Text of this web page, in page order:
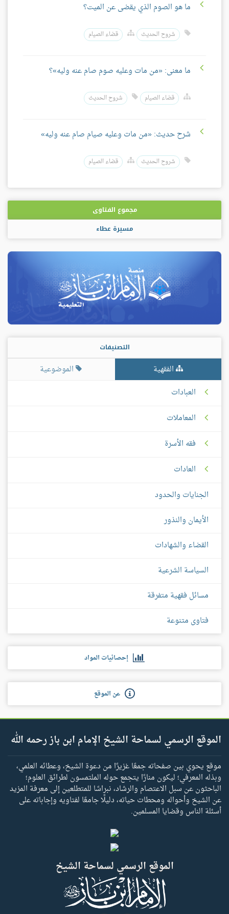
ما هو الصوم الذي يقضى عن الميت؟
شروح الحديث قضاء الصيام
ما معنى: «من مات وعليه صوم صام عنه وليه»؟
قضاء الصيام شروح الحديث
شرح حديث: «من مات وعليه صيام صام عنه وليه»
شروح الحديث قضاء الصيام
مجموع الفتاوى
مسيرة عطاء
التصنيفات
الفقهية
الموضوعية
العبادات
المعاملات
فقه الأسرة
العادات
الجنايات والحدود
الأيمان والنذور
القضاء والشهادات
السياسة الشرعية
مسائل فقهية متفرقة
فتاوى متنوعة
إحصائيات المواد
عن الموقع
الموقع الرسمي لسماحة الشيخ الإمام ابن باز رحمه الله
موقع يحوي بين صفحاته جمعًا غزيرًا من دعوة الشيخ، وعطائه العلمي،
وبذله المعرفي؛ ليكون منارًا يتجمع حوله الملتمسون لطرائق العلوم؛
الباحثون عن سبل الاعتصام والرشاد، نبراسًا للمتطلعين إلى معرفة المزيد
عن الشيخ وأحواله ومحطات حياته، دليلًا جامعًا لفتاويه وإجاباته على
أسئلة الناس وقضايا المسلمين.
الموقع الرسمي لسماحة الشيخ